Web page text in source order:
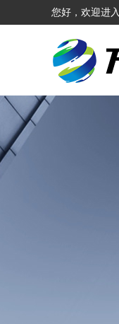
您好，欢迎进